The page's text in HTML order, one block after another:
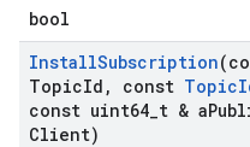
bool
InstallSubscription
TopicId , const Topic
const uint64 t & a
Client)